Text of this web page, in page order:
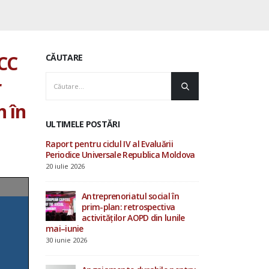
în
CĂUTARE
ULTIMELE POSTĂRI
în
AOPD contribuie la
consultările ONU privind
drepturile omului și procesul
Investiții în starea de bine a
specialiștilor din sistemul de
protecție socială